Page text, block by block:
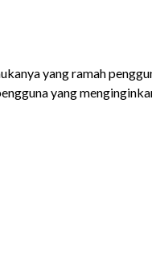
yang ramah
yang